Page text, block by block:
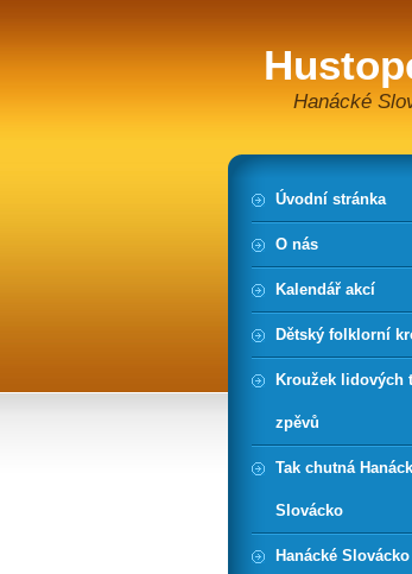
Hanácké
Úvodní stránka
O nás
Kalendář akcí
Dětský folklorní
Kroužek lidových
zpěvů
Tak chutná
Slovácko
Hanácké Slovácko